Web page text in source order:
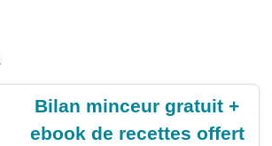
Bilan minceur gratuit +
ebook de recettes offert